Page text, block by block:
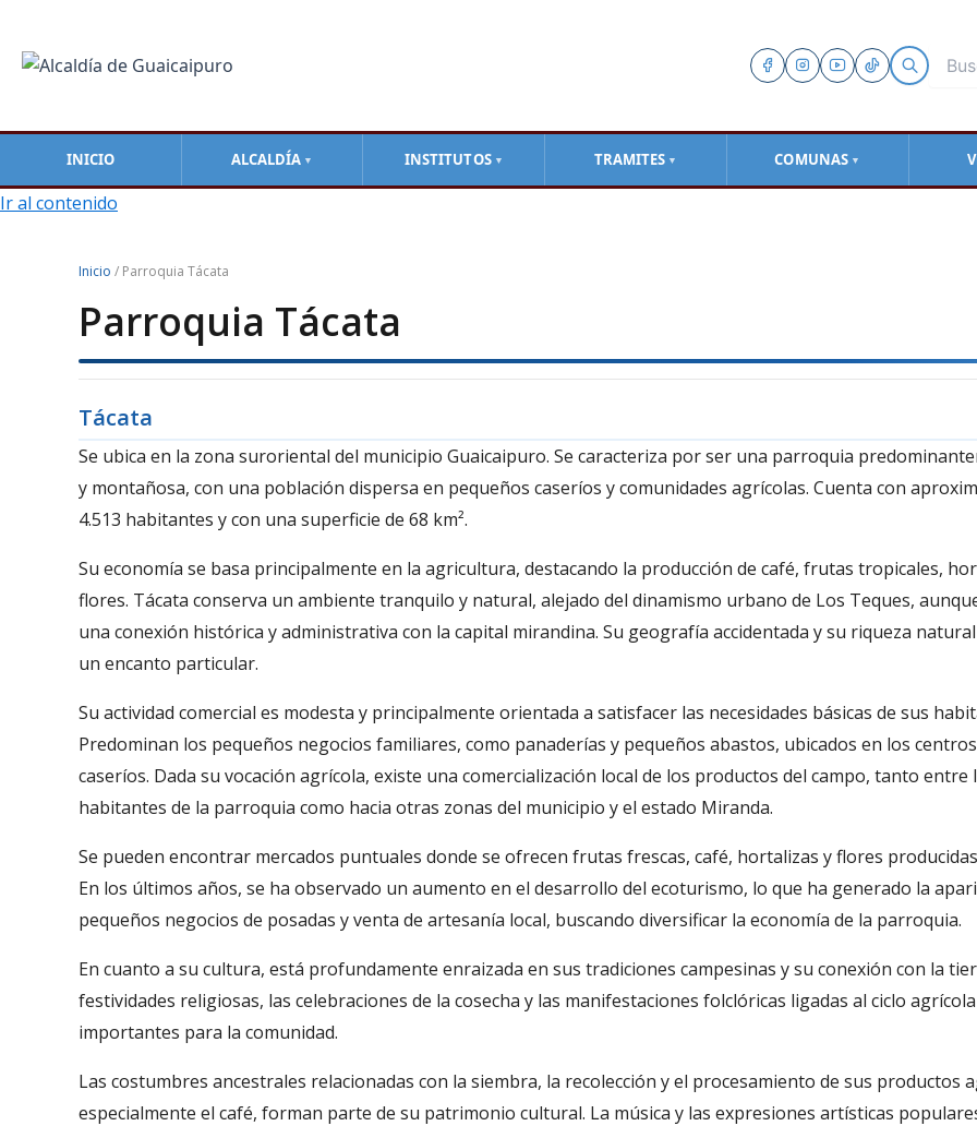
INICIO ALCALDÍA ▼ INSTITUTOS ▼ TRAMITES ▼ COMUNAS ▼
Ir al contenido
Inicio / Parroquia Tácata
Parroquia Tácata
Tácata
Se ubica en la zona suroriental del municipio Guaicaipuro. Se caracteriza por ser una parroquia
y montañosa, con una población dispersa en pequeños caseríos y comunidades agrícolas. Cuenta con
4.513 habitantes y con una superficie de 68 km².
Su economía se basa principalmente en la agricultura, destacando la producción de café, frutas tropicales,
flores. Tácata conserva un ambiente tranquilo y natural, alejado del dinamismo urbano de Los Teques,
una conexión histórica y administrativa con la capital mirandina. Su geografía accidentada y su riqueza
un encanto particular.
Su actividad comercial es modesta y principalmente orientada a satisfacer las necesidades básicas de sus
Predominan los pequeños negocios familiares, como panaderías y pequeños abastos, ubicados en los
caseríos. Dada su vocación agrícola, existe una comercialización local de los productos del campo, tanto entre
habitantes de la parroquia como hacia otras zonas del municipio y el estado Miranda.
Se pueden encontrar mercados puntuales donde se ofrecen frutas frescas, café, hortalizas y flores
En los últimos años, se ha observado un aumento en el desarrollo del ecoturismo, lo que ha generado la
pequeños negocios de posadas y venta de artesanía local, buscando diversificar la economía de la parroquia.
En cuanto a su cultura, está profundamente enraizada en sus tradiciones campesinas y su conexión con la
festividades religiosas, las celebraciones de la cosecha y las manifestaciones folclóricas ligadas al ciclo
importantes para la comunidad.
Las costumbres ancestrales relacionadas con la siembra, la recolección y el procesamiento de sus productos
especialmente el café, forman parte de su patrimonio cultural. La música y las expresiones artísticas